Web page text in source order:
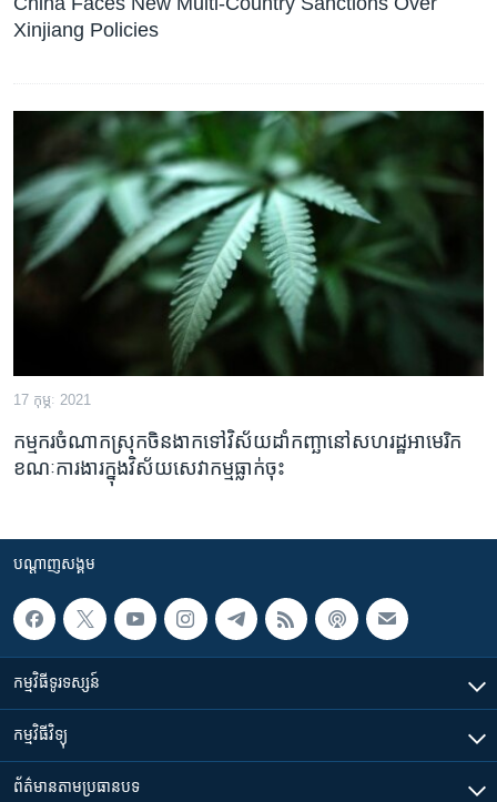
Xinjiang Policies
17 កុម្ភៈ 2021
កម្មករ​ចំណាកស្រុក​ចិន​ងាក​ទៅ​វិស័យ​ដាំ​កញ្ឆា​នៅសហរដ្ឋអាមេរិក
ខណៈ​ការងារ​ក្នុង​វិស័យ​សេវាកម្ម​ធ្លាក់ចុះ
បណ្តាញ​សង្គម
កម្មវិធី​ទូរទស្សន៍
កម្មវិធី​វិទ្យុ
ព័ត៌មាន​តាមប្រធានបទ​